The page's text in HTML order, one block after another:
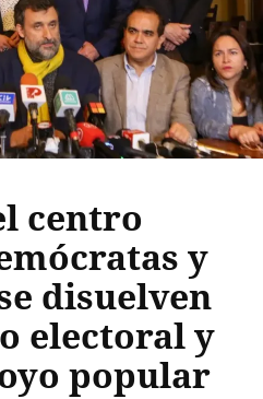
centro
y
disuelven
electoral y
popular